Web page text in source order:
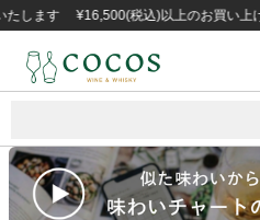
¥16,500(税込)以上のお買い上げで送